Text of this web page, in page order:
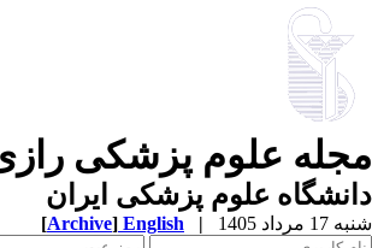
علوم پزشکی رازی
علوم پزشکی ایران
مرداد 1405 |
English
[Archive]